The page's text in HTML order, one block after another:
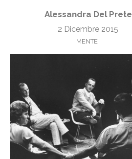
Alessandra Del Prete
2 Dicembre 2015
MENTE